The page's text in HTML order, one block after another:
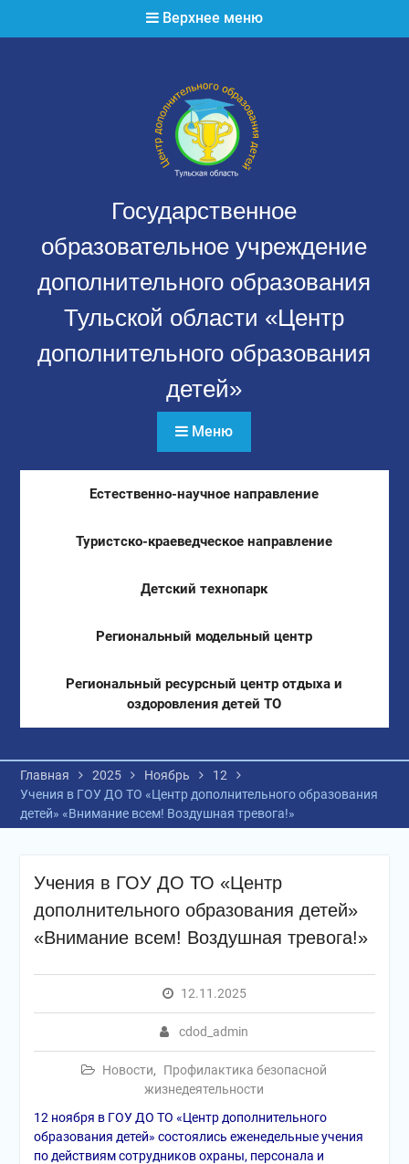
Верхнее меню
Государственное
образовательное учреждение
дополнительного образования
Тульской области «Центр
дополнительного образования
детей»
Меню
Естественно-научное направление
Туристско-краеведческое направление
Детский технопарк
Региональный модельный центр
Региональный ресурсный центр отдыха и
оздоровления детей ТО
Главная 2025 Ноябрь
12
Учения в ГОУ ДО ТО «Центр дополнительного образования
детей» «Внимание всем! Воздушная тревога!»
Учения в ГОУ ДО ТО «Центр
дополнительного образования детей»
«Внимание всем! Воздушная тревога!»
12.11.2025
cdod_admin
Новости,
Профилактика безопасной
жизнедеятельности
12 ноября в ГОУ ДО ТО «Центр дополнительного
образования детей» состоялись еженедельные учения
по действиям сотрудников охраны, персонала и